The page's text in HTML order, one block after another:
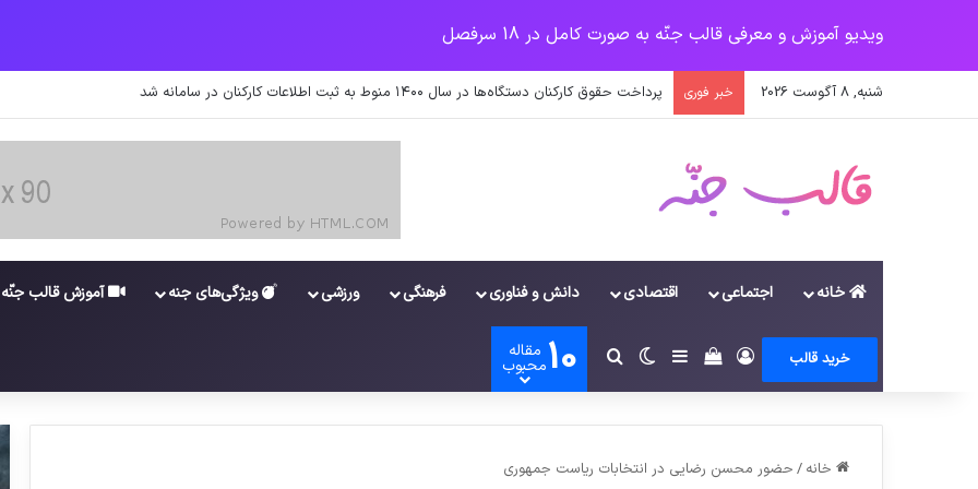
ویدیو آموزش و معرفی قالب جنّه به صورت کامل در 18 سرفصل
شنبه, 8 آگوست 2026 خبر فوری پرداخت حقوق کارکنان دستگاه‌ها در سال ۱۴۰۰ منوط به ثبت اطلاعات کارکنان در سامانه شد
خانه اجتماعی اقتصادی دانش و فناوری فرهنگی ورزشی ویژگی‌های جنه آموزش قالب جنّه
خرید قالب وروددیدن سبد خرید
سایدبارتغییر پوسته
جستجو برای
10 مقاله
محبوب
خانه / حضور محسن رضایی در انتخابات ریاست جمهوری